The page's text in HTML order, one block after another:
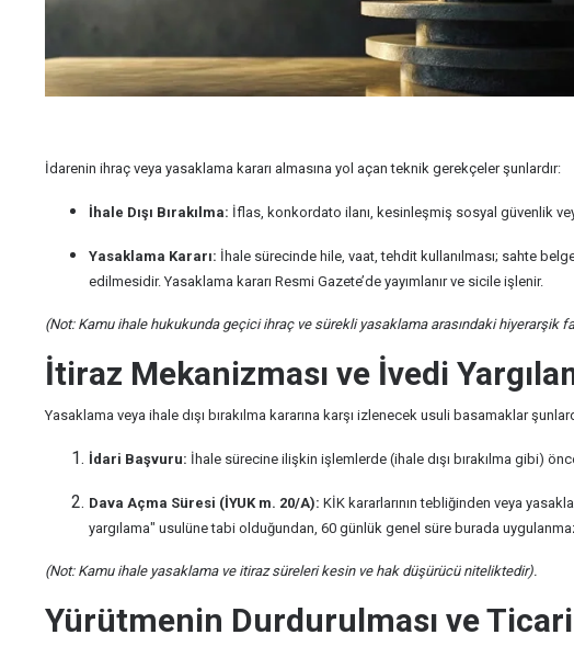
İdarenin ihraç veya yasaklama kararı almasına yol açan teknik gerekçeler şunlardır:
İhale Dışı Bırakılma: İflas, konkordato ilanı, kesinleşmiş sosyal güvenlik
Yasaklama Kararı: İhale sürecinde hile, vaat, tehdit kullanılması; sahte
edilmesidir. Yasaklama kararı Resmi Gazete’de yayımlanır ve sicile işlenir.
(Not: Kamu ihale hukukunda geçici ihraç ve sürekli yasaklama arasındaki hiyerarşik
İtiraz Mekanizması ve İvedi
Yasaklama veya ihale dışı bırakılma kararına karşı izlenecek usuli basamaklar
İdari Başvuru: İhale sürecine ilişkin işlemlerde (ihale dışı bırakılma gibi)
Dava Açma Süresi (İYUK m. 20/A): KİK kararlarının tebliğinden veya
yargılama" usulüne tabi olduğundan, 60 günlük genel süre burada
(Not: Kamu ihale yasaklama ve itiraz süreleri kesin ve hak düşürücü niteliktedir).
Yürütmenin Durdurulması ve